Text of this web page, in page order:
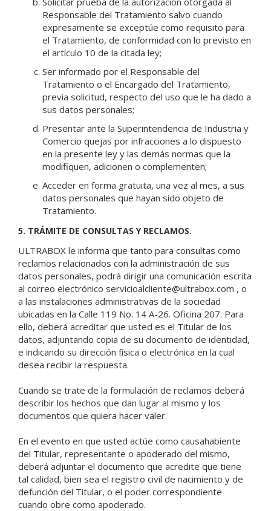
Responsable del Tratamiento salvo cuando
expresamente se exceptúe como requisito para
el Tratamiento, de conformidad con lo previsto en
el artículo 10 de la citada ley;
Ser informado por el Responsable del
Tratamiento o el Encargado del Tratamiento,
previa solicitud, respecto del uso que le ha dado a
sus datos personales;
Presentar ante la Superintendencia de Industria y
Comercio quejas por infracciones a lo dispuesto
en la presente ley y las demás normas que la
modifiquen, adicionen o complementen;
Acceder en forma gratuita, una vez al mes, a sus
datos personales que hayan sido objeto de
Tratamiento.
5. TRÁMITE DE CONSULTAS Y RECLAMOS.
ULTRABOX le informa que tanto para consultas como
reclamos relacionados con la administración de sus
datos personales, podrá dirigir una comunicación escrita
al correo electrónico servicioalcliente@ultrabox.com , o
a las instalaciones administrativas de la sociedad
ubicadas en la Calle 119 No. 14 A-26. Oficina 207. Para
ello, deberá acreditar que usted es el Titular de los
datos, adjuntando copia de su documento de identidad,
e indicando su dirección física o electrónica en la cual
desea recibir la respuesta.
Cuando se trate de la formulación de reclamos deberá
describir los hechos que dan lugar al mismo y los
documentos que quiera hacer valer.
En el evento en que usted actúe como causahabiente
del Titular, representante o apoderado del mismo,
deberá adjuntar el documento que acredite que tiene
tal calidad, bien sea el registro civil de nacimiento y de
defunción del Titular, o el poder correspondiente
cuando obre como apoderado.